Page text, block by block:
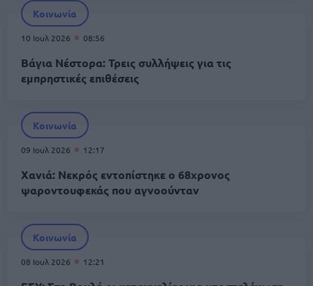
Κοινωνία
10 Ιουλ 2026 08:56
Βάγια Νέστορα: Τρεις συλλήψεις για τις
εμπρηστικές επιθέσεις
Κοινωνία
09 Ιουλ 2026 12:17
Χανιά: Νεκρός εντοπίστηκε ο 68χρονος
ψαροντουφεκάς που αγνοούνταν
Κοινωνία
08 Ιουλ 2026 12:21